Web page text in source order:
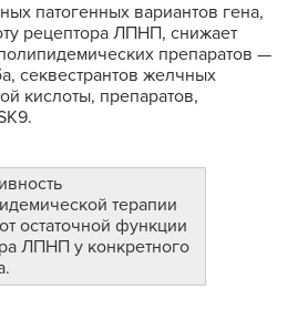
патогенных вариантов гена,
рецептора ЛПНП, снижает
препаратов —
секвестрантов желчных
кислоты, препаратов,
терапии
остаточной функции
ЛПНП у конкретного